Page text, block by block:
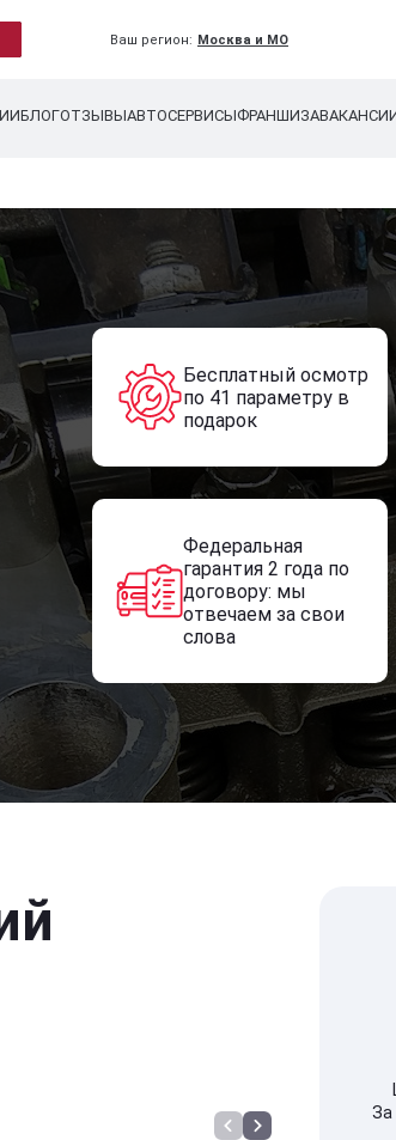
Ваш регион: Москва и МО
БЛОГОТЗЫВЫАВТОСЕРВИСЫФРАНШИЗА
Бесплатный осмотр
по 41 параметру в
подарок
Федеральная
гарантия 2 года по
договору: мы
отвечаем за свои
слова
За